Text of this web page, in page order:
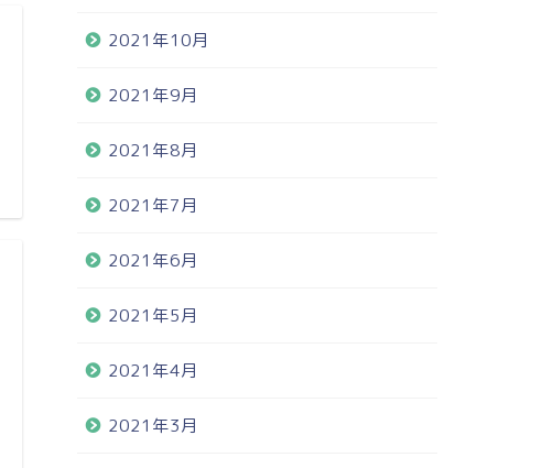
2021年10月
2021年9月
2021年8月
2021年7月
2021年6月
2021年5月
2021年4月
2021年3月